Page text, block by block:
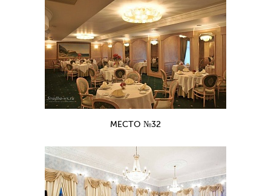
МЕСТО №32